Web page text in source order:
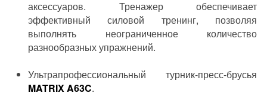
аксессуаров. Тренажер обеспечивает
эффективный силовой тренинг, позволяя
выполнять неограниченное количество
разнообразных упражнений.
Ультрапрофессиональный турник-пресс-брусья
MATRIX A63C.